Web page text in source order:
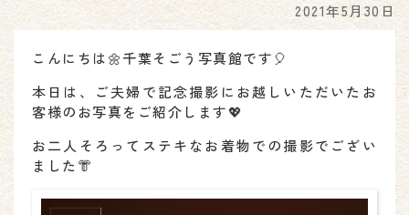
2021年5月30日
こんにちは🌼千葉そごう写真館です🎈
本日は、ご夫婦で記念撮影にお越しいただいたお
客様のお写真をご紹介します💖
お二人そろってステキなお着物での撮影でござい
ました👘